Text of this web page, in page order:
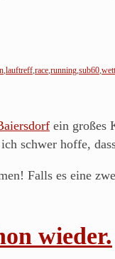
,lauftreff,race,running,sub60,
ein großes
schwer hoffe,
Falls es eine
wieder.